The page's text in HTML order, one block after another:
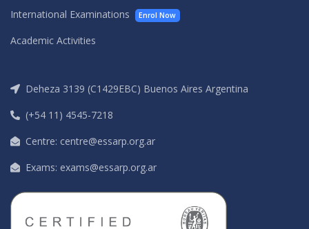
International Examinations
Enrol Now
Academic Activities
Deheza 3139 (C1429EBC) Buenos Aires Argentina
(+54 11) 4545-7218
Centre: centre@essarp.org.ar
Exams: exams@essarp.org.ar